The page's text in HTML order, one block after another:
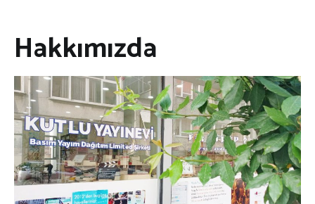
Hakkımızda